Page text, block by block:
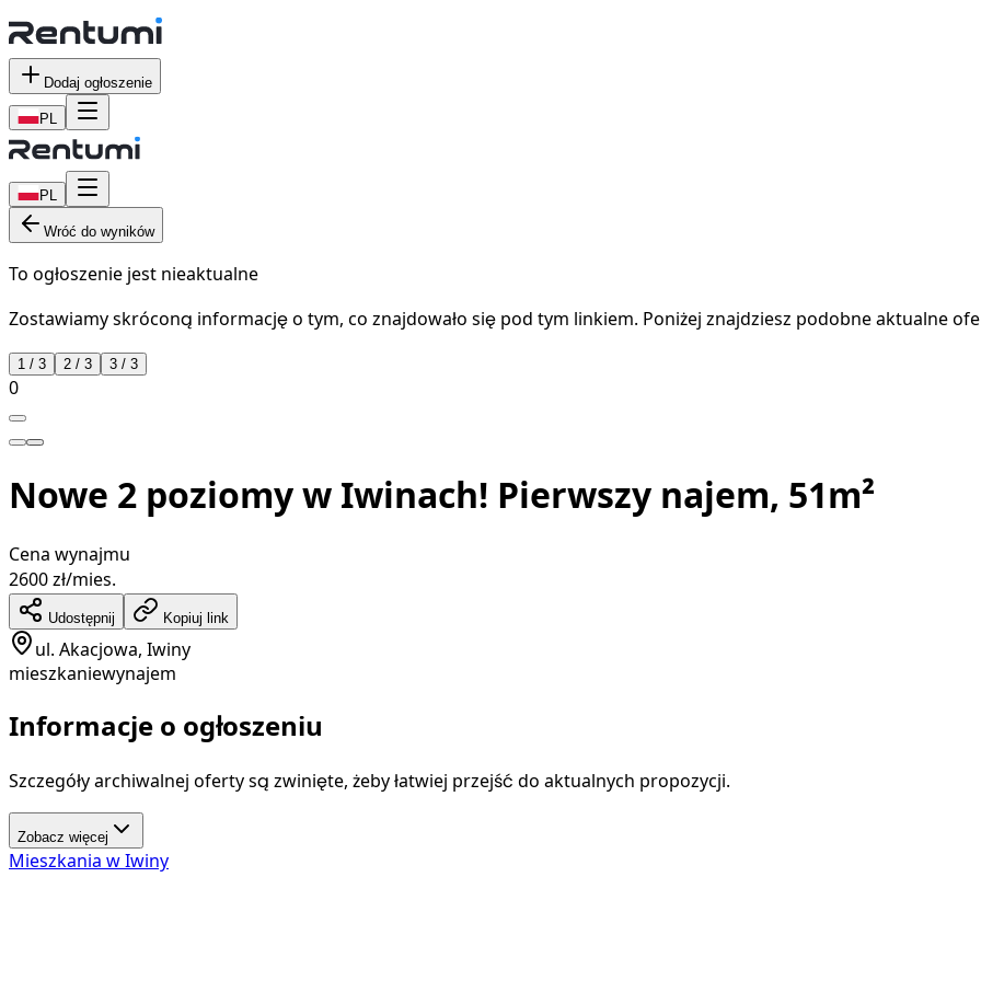
Dodaj ogłoszenie
PL
PL
Wróć do wyników
To ogłoszenie jest nieaktualne
Zostawiamy skróconą informację o tym, co znajdowało się pod tym linkiem. Poniżej znajdziesz podobne aktualne
1 / 3 2 / 3 3 / 3
0
Nowe 2 poziomy w Iwinach! Pierwszy najem, 51m²
Cena wynajmu
2600zł/mies.
Udostępnij Kopiuj link
ul. Akacjowa, Iwiny
mieszkaniewynajem
Informacje o ogłoszeniu
Szczegóły archiwalnej oferty są zwinięte, żeby łatwiej przejść do aktualnych propozycji.
Zobacz więcej
Mieszkania wIwiny